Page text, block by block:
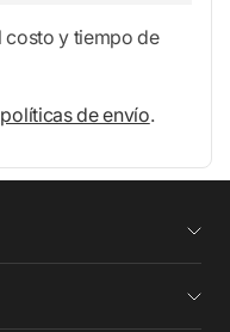
costo y tiempo de
de envío.